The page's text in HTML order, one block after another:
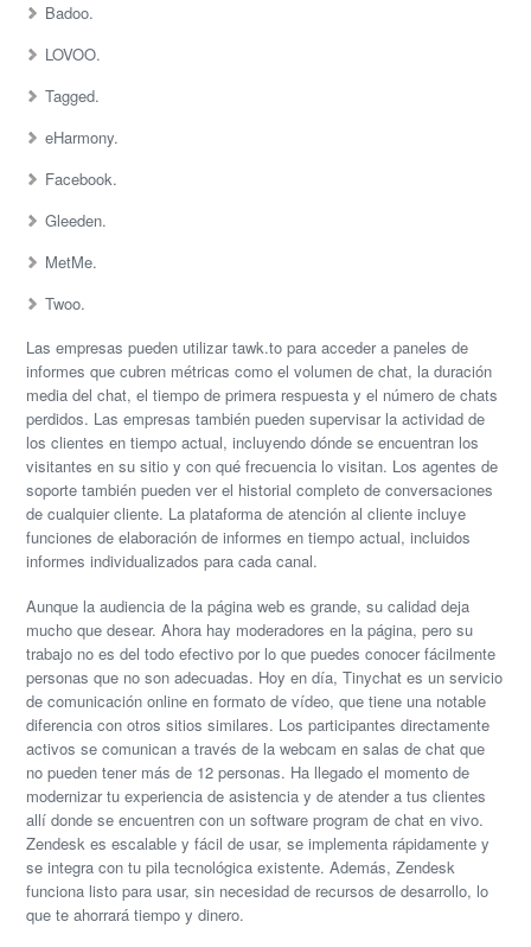
Badoo.
LOVOO.
Tagged.
eHarmony.
Facebook.
Gleeden.
MetMe.
Twoo.
Las empresas pueden utilizar tawk.to para acceder a paneles de
informes que cubren métricas como el volumen de chat, la duración
media del chat, el tiempo de primera respuesta y el número de chats
perdidos. Las empresas también pueden supervisar la actividad de
los clientes en tiempo actual, incluyendo dónde se encuentran los
visitantes en su sitio y con qué frecuencia lo visitan. Los agentes de
soporte también pueden ver el historial completo de conversaciones
de cualquier cliente. La plataforma de atención al cliente incluye
funciones de elaboración de informes en tiempo actual, incluidos
informes individualizados para cada canal.
Aunque la audiencia de la página web es grande, su calidad deja
mucho que desear. Ahora hay moderadores en la página, pero su
trabajo no es del todo efectivo por lo que puedes conocer fácilmente
personas que no son adecuadas. Hoy en día, Tinychat es un servicio
de comunicación online en formato de vídeo, que tiene una notable
diferencia con otros sitios similares. Los participantes directamente
activos se comunican a través de la webcam en salas de chat que
no pueden tener más de 12 personas. Ha llegado el momento de
modernizar tu experiencia de asistencia y de atender a tus clientes
allí donde se encuentren con un software program de chat en vivo.
Zendesk es escalable y fácil de usar, se implementa rápidamente y
se integra con tu pila tecnológica existente. Además, Zendesk
funciona listo para usar, sin necesidad de recursos de desarrollo, lo
que te ahorrará tiempo y dinero.